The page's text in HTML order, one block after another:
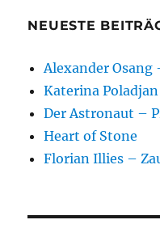
NEUESTE
Alexander Osang
Katerina
Der Astronaut –
Heart of Stone
Florian Illies –